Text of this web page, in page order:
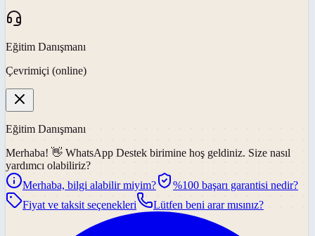
Eğitim Danışmanı
Çevrimiçi (online)
Eğitim Danışmanı
Merhaba! 👋 WhatsApp Destek birimine hoş geldiniz. Size nasıl
yardımcı olabiliriz?
Merhaba, bilgi alabilir miyim?
%100 başarı garantisi nedir?
Fiyat ve taksit seçenekleri
Lütfen beni arar mısınız?